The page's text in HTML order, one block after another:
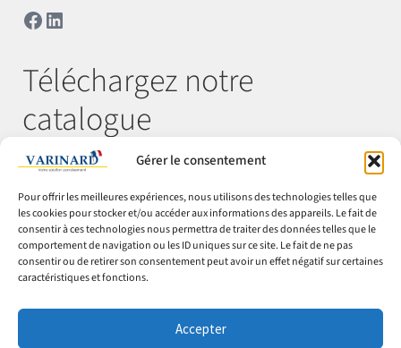
Gérer le consentement
Pour offrir les meilleures expériences, nous utilisons des technologies telles que
les cookies pour stocker et/ou accéder aux informations des appareils. Le fait de
consentir à ces technologies nous permettra de traiter des données telles que le
comportement de navigation ou les ID uniques sur ce site. Le fait de ne pas
consentir ou de retirer son consentement peut avoir un effet négatif sur certaines
caractéristiques et fonctions.
Accepter
Facebook
LinkedIn
Téléchargez notre
catalogue
© Varinard 2026